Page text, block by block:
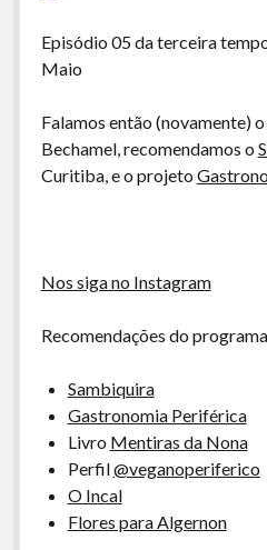
Arquivo CDR
Papo Tranqueira
A Ripa É a Lei
Especiais
Episódio 05 da terceira
Maio
Falamos então (novamente)
Bechamel, recomendamos o
Curitiba, e o projeto
Nos siga no Instagram
Recomendações do programa
Sambiquira
Gastronomia Periférica
Livro Mentiras da Nona
Perfil@veganoperiferico
O Incal
Flores para Algernon